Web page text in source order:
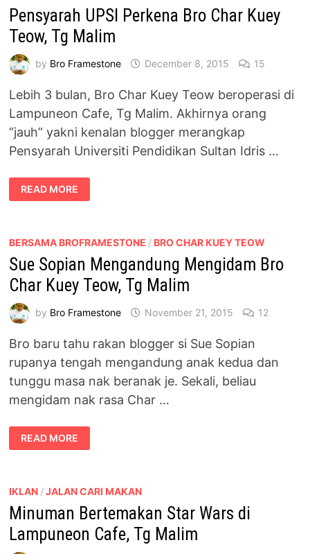
TEOW,
TG
MALIM
Pensyarah UPSI Perkena Bro Char Kuey
Teow, Tg Malim
by Bro Framestone December 8, 2015 15
Lebih 3 bulan, Bro Char Kuey Teow beroperasi di
Lampuneon Cafe, Tg Malim. Akhirnya orang
“jauh” yakni kenalan blogger merangkap
Pensyarah Universiti Pendidikan Sultan Idris …
PENSYARAH
UPSI
PERKENA
TEOW,
MALIM
READ MORE
BERSAMA BROFRAMESTONE / BRO CHAR KUEY TEOW
Sue Sopian Mengandung Mengidam Bro
Char Kuey Teow, Tg Malim
by Bro Framestone November 21, 2015 12
Bro baru tahu rakan blogger si Sue Sopian
rupanya tengah mengandung anak kedua dan
tunggu masa nak beranak je. Sekali, beliau
mengidam nak rasa Char …
SUE
SOPIAN
MENGANDUNG
KUEY
TEOW,
TG
MALIM
READ MORE
IKLAN /JALAN CARI MAKAN
Minuman Bertemakan Star Wars di
Lampuneon Cafe, Tg Malim